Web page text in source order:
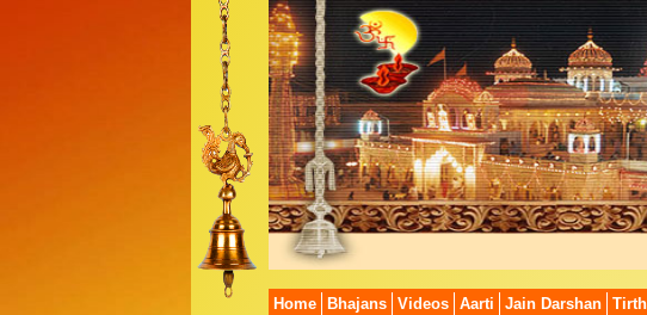
Home Bhajans Videos Aarti Jain Darshan